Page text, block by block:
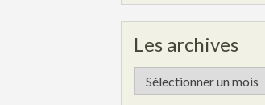
Les archives
Les
archives